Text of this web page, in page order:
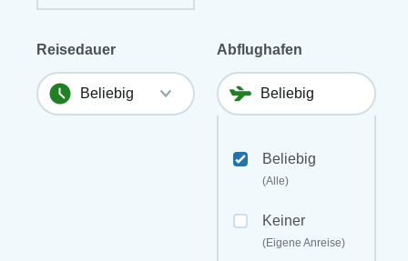
Reisedauer Abflughafen
Beliebig
(Alle)
Keiner
(Eigene Anreise)